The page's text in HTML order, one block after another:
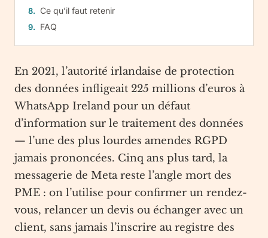
Ce qu’il faut retenir
FAQ
En 2021, l’autorité irlandaise de protection
des données infligeait 225 millions d’euros à
WhatsApp Ireland pour un défaut
d’information sur le traitement des données
— l’une des plus lourdes amendes RGPD
jamais prononcées. Cinq ans plus tard, la
messagerie de Meta reste l’angle mort des
PME : on l’utilise pour confirmer un rendez-
vous, relancer un devis ou échanger avec un
client, sans jamais l’inscrire au registre des